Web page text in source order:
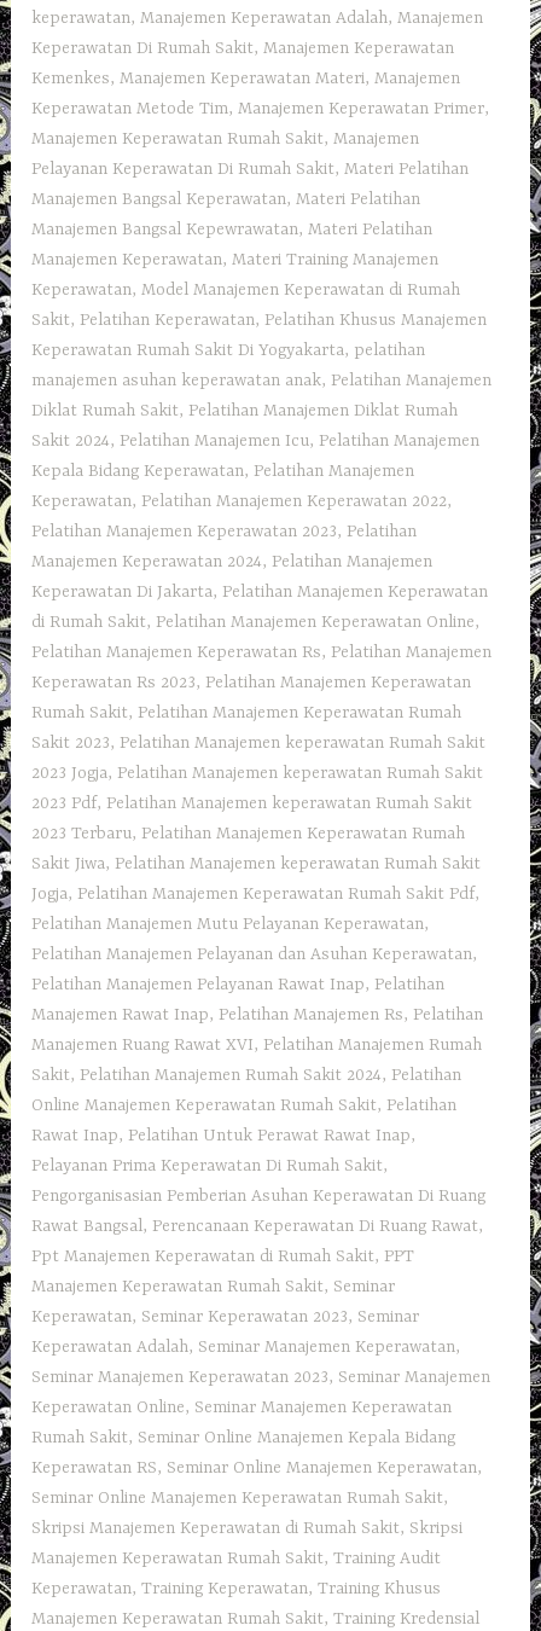
keperawatan,Manajemen Keperawatan Adalah,Manajemen
Keperawatan Di Rumah Sakit,Manajemen Keperawatan
Kemenkes,Manajemen Keperawatan Materi,Manajemen
Keperawatan Metode Tim,Manajemen Keperawatan Primer,
Manajemen Keperawatan Rumah Sakit,Manajemen
Pelayanan Keperawatan Di Rumah Sakit,Materi Pelatihan
Manajemen Bangsal Keperawatan,Materi Pelatihan
Manajemen Bangsal Kepewrawatan,Materi Pelatihan
Manajemen Keperawatan,Materi Training Manajemen
Keperawatan,Model Manajemen Keperawatan di Rumah
Sakit, Pelatihan Keperawatan, Pelatihan Khusus Manajemen
Keperawatan Rumah Sakit Di Yogyakarta, pelatihan
manajemen asuhan keperawatan anak, Pelatihan Manajemen
Diklat Rumah Sakit, Pelatihan Manajemen Diklat Rumah
Sakit 2024, Pelatihan Manajemen Icu, Pelatihan Manajemen
Kepala Bidang Keperawatan, Pelatihan Manajemen
Keperawatan, Pelatihan Manajemen Keperawatan 2022,
Pelatihan Manajemen Keperawatan 2023, Pelatihan
Manajemen Keperawatan 2024, Pelatihan Manajemen
Keperawatan Di Jakarta, Pelatihan Manajemen Keperawatan
di Rumah Sakit, Pelatihan Manajemen Keperawatan Online,
Pelatihan Manajemen Keperawatan Rs, Pelatihan Manajemen
Keperawatan Rs 2023, Pelatihan Manajemen Keperawatan
Rumah Sakit, Pelatihan Manajemen Keperawatan Rumah
Sakit 2023, Pelatihan Manajemen keperawatan Rumah Sakit
2023 Jogja, Pelatihan Manajemen keperawatan Rumah Sakit
2023 Pdf, Pelatihan Manajemen keperawatan Rumah Sakit
2023 Terbaru, Pelatihan Manajemen Keperawatan Rumah
Sakit Jiwa, Pelatihan Manajemen keperawatan Rumah Sakit
Jogja, Pelatihan Manajemen Keperawatan Rumah Sakit Pdf,
Pelatihan Manajemen Mutu Pelayanan Keperawatan,
Pelatihan Manajemen Pelayanan dan Asuhan Keperawatan,
Pelatihan Manajemen Pelayanan Rawat Inap, Pelatihan
Manajemen Rawat Inap, Pelatihan Manajemen Rs, Pelatihan
Manajemen Ruang Rawat XVI, Pelatihan Manajemen Rumah
Sakit, Pelatihan Manajemen Rumah Sakit 2024, Pelatihan
Online Manajemen Keperawatan Rumah Sakit, Pelatihan
Rawat Inap, Pelatihan Untuk Perawat Rawat Inap,
Pelayanan Prima Keperawatan Di Rumah Sakit,
Pengorganisasian Pemberian Asuhan Keperawatan Di Ruang
Rawat Bangsal, Perencanaan Keperawatan Di Ruang Rawat,
Ppt Manajemen Keperawatan di Rumah Sakit, PPT
Manajemen Keperawatan Rumah Sakit, Seminar
Keperawatan, Seminar Keperawatan 2023, Seminar
Keperawatan Adalah, Seminar Manajemen Keperawatan,
Seminar Manajemen Keperawatan 2023, Seminar Manajemen
Keperawatan Online, Seminar Manajemen Keperawatan
Rumah Sakit, Seminar Online Manajemen Kepala Bidang
Keperawatan RS, Seminar Online Manajemen Keperawatan,
Seminar Online Manajemen Keperawatan Rumah Sakit,
Skripsi Manajemen Keperawatan di Rumah Sakit, Skripsi
Manajemen Keperawatan Rumah Sakit,Training Audit
Keperawatan,Training Keperawatan,Training Khusus
Manajemen Keperawatan Rumah Sakit,Training Kredensial